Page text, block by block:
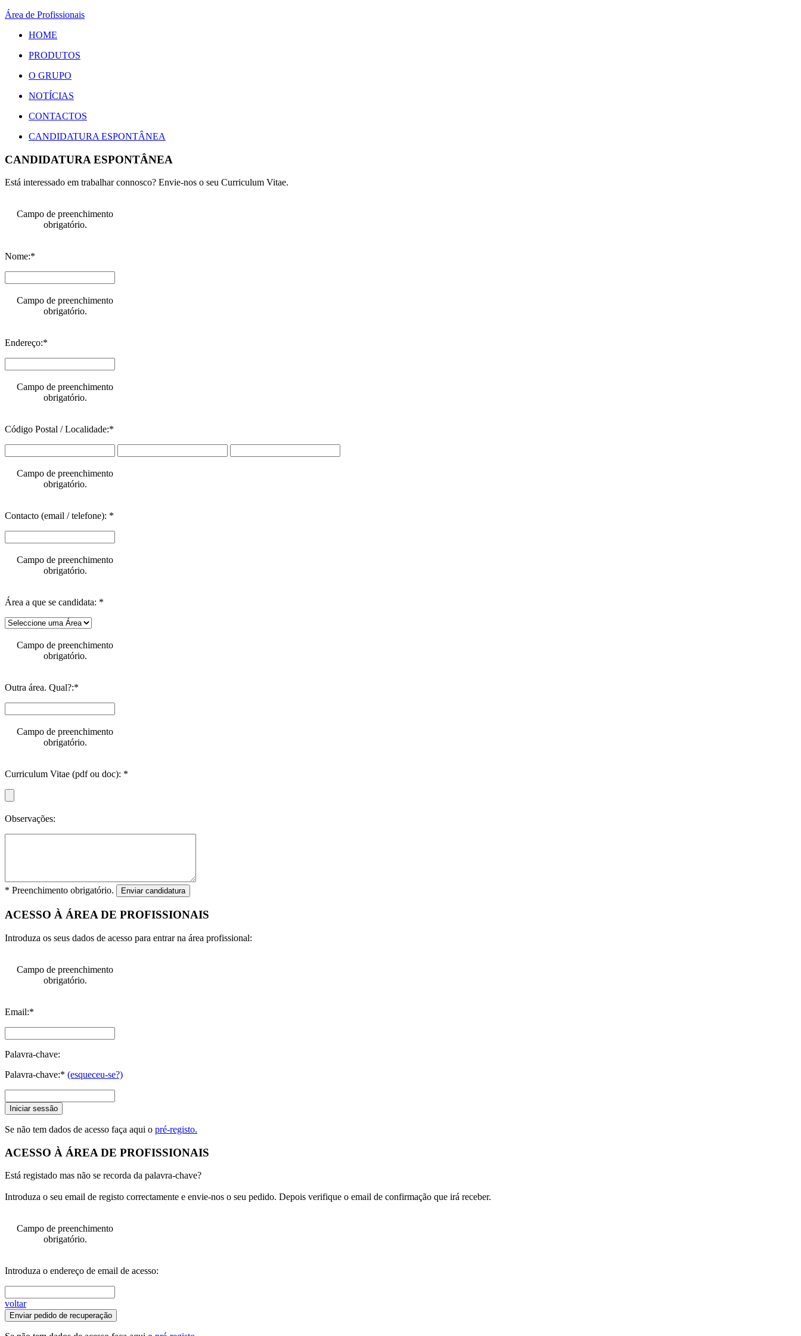
Área de Profissionais
HOME
PRODUTOS
O GRUPO
NOTÍCIAS
CONTACTOS
CANDIDATURA ESPONTÂNEA
CANDIDATURA ESPONTÂNEA
Está interessado em trabalhar connosco? Envie-nos o seu Curriculum Vitae.
Campo de preenchimento
obrigatório.
Nome:*
Campo de preenchimento
obrigatório.
Endereço:*
Campo de preenchimento
obrigatório.
Código Postal / Localidade:*
Campo de preenchimento
obrigatório.
Contacto (email / telefone): *
Campo de preenchimento
obrigatório.
Área a que se candidata: *
Campo de preenchimento
obrigatório.
Outra área. Qual?:*
Campo de preenchimento
obrigatório.
Curriculum Vitae (pdf ou doc): *
Observações:
* Preenchimento obrigatório. Enviar candidatura
ACESSO À ÁREA DE PROFISSIONAIS
Introduza os seus dados de acesso para entrar na área profissional:
Campo de preenchimento
obrigatório.
Email:*
Palavra-chave:
Palavra-chave:* (esqueceu-se?)
Iniciar sessão
Se não tem dados de acesso faça aqui o pré-registo.
ACESSO À ÁREA DE PROFISSIONAIS
Está registado mas não se recorda da palavra-chave?
Introduza o seu email de registo correctamente e envie-nos o seu pedido. Depois verifique o email de confirmação que irá receber.
Campo de preenchimento
obrigatório.
Introduza o endereço de email de acesso:
voltar
Enviar pedido de recuperação